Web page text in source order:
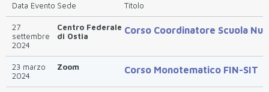
Data Evento Sede Titolo
27
settembre
2024
Centro Federale
di Ostia
Corso Coordinatore Scuola
23 marzo
2024
Zoom Corso Monotematico FIN-SIT